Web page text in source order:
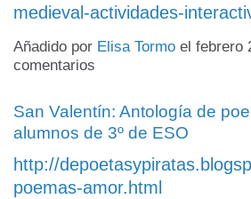
medieval-actividades-
Añadido por Elisa Tormo el febrero
comentarios
San Valentín: Antología de
alumnos de 3º de ESO
http://
poemas-amor.html